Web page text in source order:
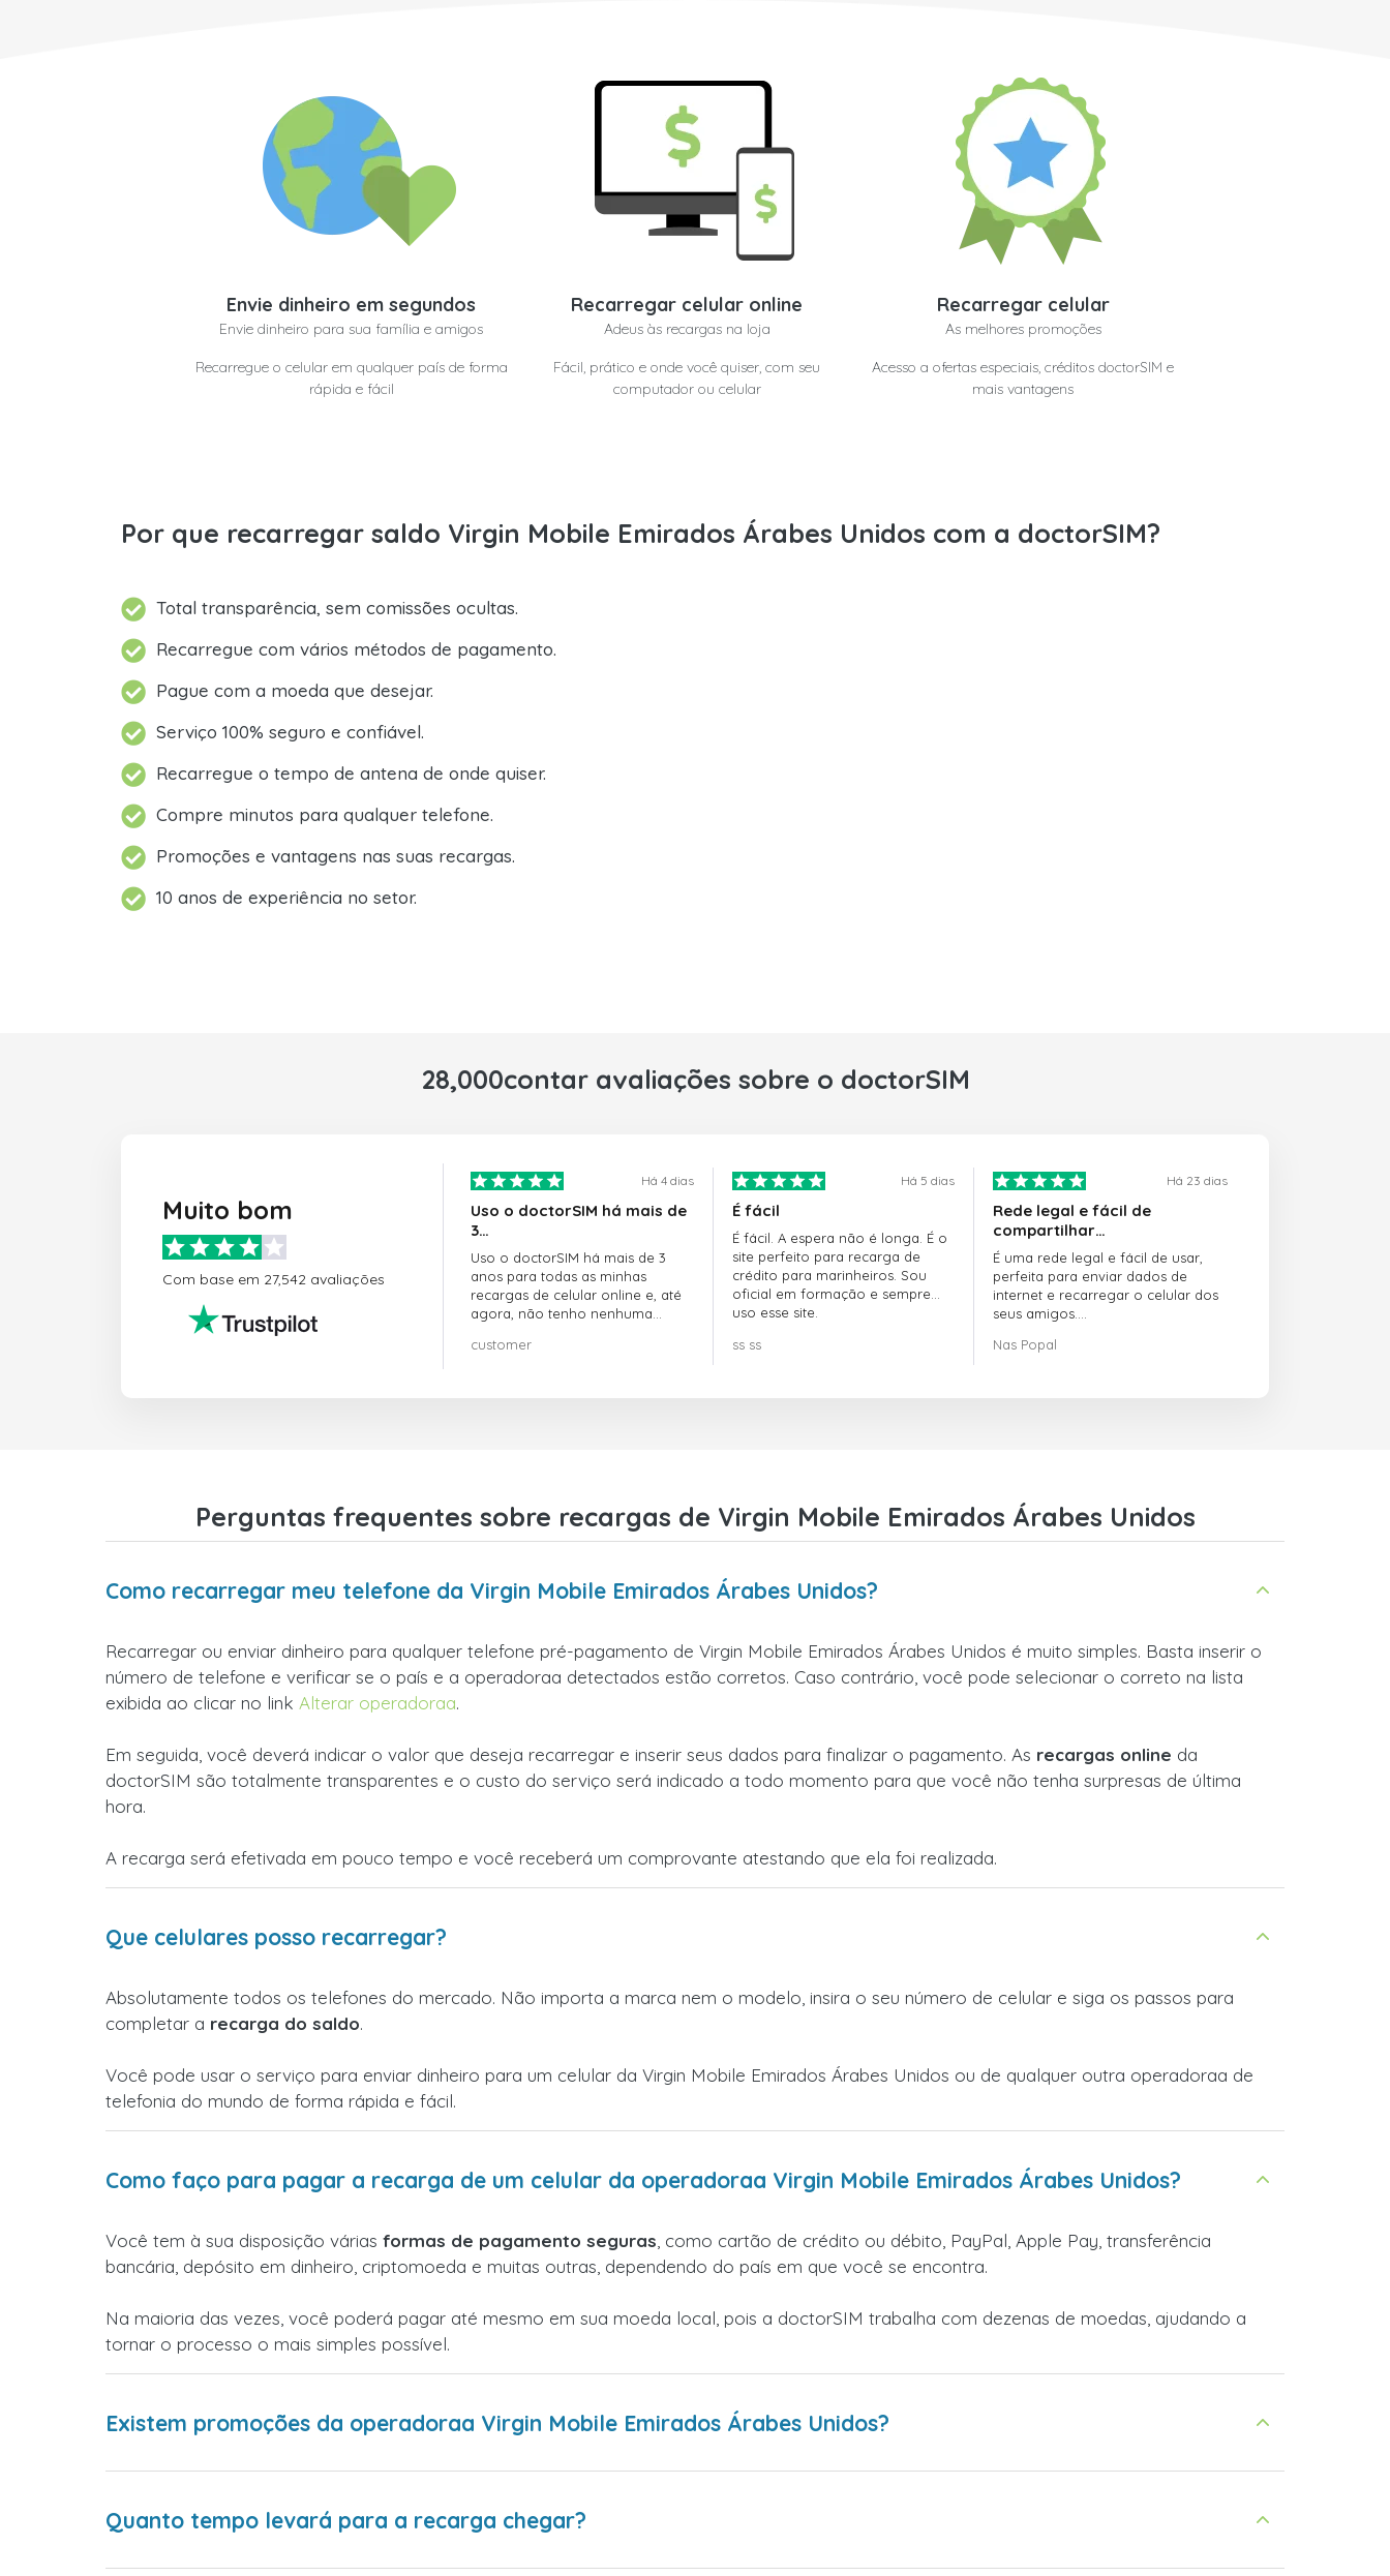
Envie dinheiro em segundos
Envie dinheiro para sua família e amigos
Recarregue o celular em qualquer país de forma
rápida e fácil
Recarregar celular online
Adeus às recargas na loja
Fácil, prático e onde você quiser, com seu
computador ou celular
Recarregar celular
As melhores promoções
Acesso a ofertas especiais, créditos doctorSIM e
mais vantagens
Por que recarregar saldo Virgin Mobile Emirados Árabes Unidos com a doctorSIM?
Total transparência, sem comissões ocultas.
Recarregue com vários métodos de pagamento.
Pague com a moeda que desejar.
Serviço 100% seguro e confiável.
Recarregue o tempo de antena de onde quiser.
Compre minutos para qualquer telefone.
Promoções e vantagens nas suas recargas.
10 anos de experiência no setor.
28,000contar avaliações sobre o doctorSIM
Muito bom
Com base em 27,542 avaliações
Há 4 dias
Uso o doctorSIM há mais de
3…
Uso o doctorSIM há mais de 3
anos para todas as minhas
recargas de celular online e, até
agora, não tenho nenhuma
customer
Há 5 dias
É fácil
É fácil. A espera não é longa. É o
site perfeito para recarga de
crédito para marinheiros. Sou
oficial em formação e sempre
uso esse site.
ss ss
Há 23 dias
Rede legal e fácil de
compartilhar…
É uma rede legal e fácil de usar,
perfeita para enviar dados de
internet e recarregar o celular dos
seus amigos.
O atendimento ao cliente é incrível.
Muito obrigado,
Nas
Nas Popal
Perguntas frequentes sobre recargas de Virgin Mobile Emirados Árabes Unidos
Como recarregar meu telefone da Virgin Mobile Emirados Árabes Unidos?
Recarregar ou enviar dinheiro para qualquer telefone pré-pagamento de Virgin Mobile Emirados Árabes Unidos é muito simples. Basta inserir o
número de telefone e verificar se o país e a operadoraa detectados estão corretos. Caso contrário, você pode selecionar o correto na lista
exibida ao clicar no link Alterar operadoraa.
Em seguida, você deverá indicar o valor que deseja recarregar e inserir seus dados para finalizar o pagamento. As recargas online da
doctorSIM são totalmente transparentes e o custo do serviço será indicado a todo momento para que você não tenha surpresas de última
hora.
A recarga será efetivada em pouco tempo e você receberá um comprovante atestando que ela foi realizada.
Que celulares posso recarregar?
Absolutamente todos os telefones do mercado. Não importa a marca nem o modelo, insira o seu número de celular e siga os passos para
completar a recarga do saldo.
Você pode usar o serviço para enviar dinheiro para um celular da Virgin Mobile Emirados Árabes Unidos ou de qualquer outra operadoraa de
telefonia do mundo de forma rápida e fácil.
Como faço para pagar a recarga de um celular da operadoraa Virgin Mobile Emirados Árabes Unidos?
Você tem à sua disposição várias formas de pagamento seguras , como cartão de crédito ou débito, PayPal, Apple Pay, transferência
bancária, depósito em dinheiro, criptomoeda e muitas outras, dependendo do país em que você se encontra.
Na maioria das vezes, você poderá pagar até mesmo em sua moeda local, pois a doctorSIM trabalha com dezenas de moedas, ajudando a
tornar o processo o mais simples possível.
Existem promoções da operadoraa Virgin Mobile Emirados Árabes Unidos?
Quanto tempo levará para a recarga chegar?